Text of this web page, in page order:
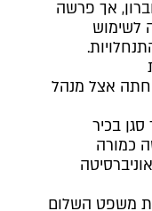
אך פרשה
לשימוש
אצל מנהל
בכיר
כמורה
בבית משפט השלום